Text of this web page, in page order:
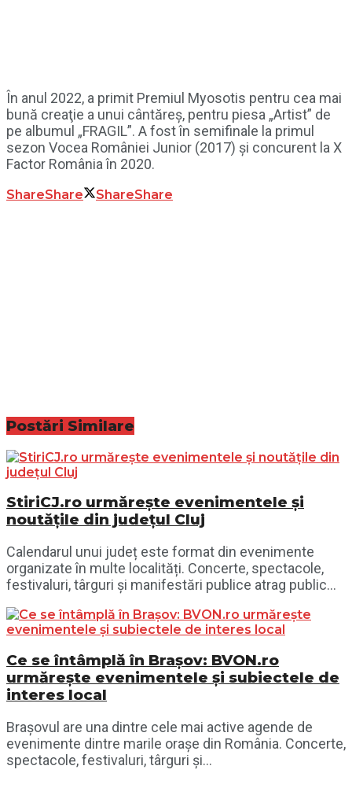
În anul 2022, a primit Premiul Myosotis pentru cea mai
bună creaţie a unui cântăreș, pentru piesa „Artist” de
pe albumul „FRAGIL”. A fost în semifinale la primul
sezon Vocea României Junior (2017) şi concurent la X
Factor România în 2020.
ShareShare ShareShare
Postări Similare
StiriCJ.ro urmărește evenimentele și
noutățile din județul Cluj
Calendarul unui județ este format din evenimente
organizate în multe localități. Concerte, spectacole,
festivaluri, târguri și manifestări publice atrag public...
Ce se întâmplă în Brașov: BVON.ro
urmărește evenimentele și subiectele de
interes local
Brașovul are una dintre cele mai active agende de
evenimente dintre marile orașe din România. Concerte,
spectacole, festivaluri, târguri și...